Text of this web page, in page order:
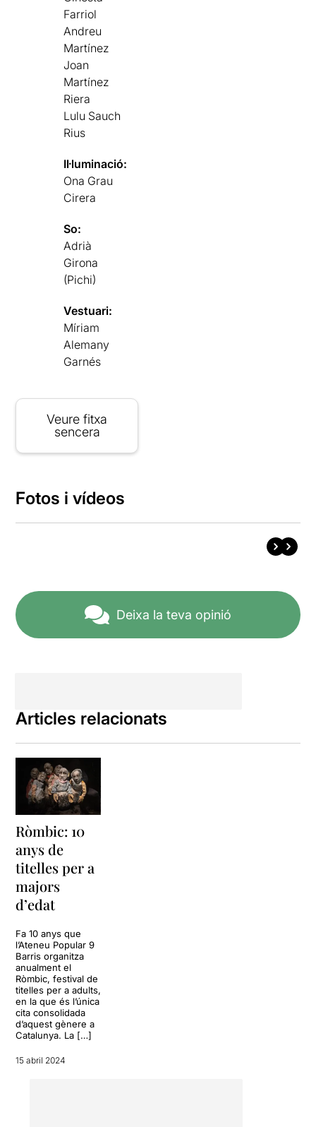
Farriol
Andreu
Martínez
Joan
Martínez
Riera
Lulu Sauch
Rius
Il·luminació:
Ona Grau
Cirera
So:
Adrià
Girona
(Pichi)
Vestuari:
Míriam
Alemany
Garnés
Veure fitxa
sencera
Fotos i vídeos
Deixa la teva opinió
Articles relacionats
Ròmbic: 10
anys de
titelles per a
majors
d’edat
Fa 10 anys que
l’Ateneu Popular 9
Barris organitza
anualment el
Ròmbic, festival de
titelles per a adults,
en la que és l’única
cita consolidada
d’aquest gènere a
Catalunya. La […]
15 abril 2024